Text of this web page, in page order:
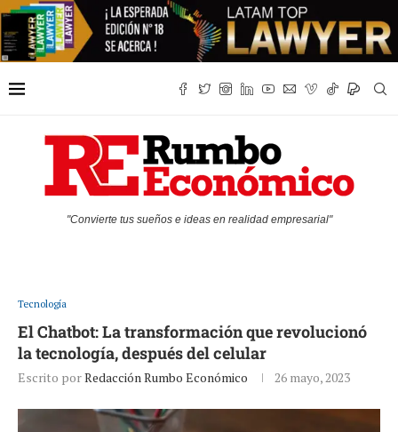
"Convierte tus sueños e ideas en realidad empresarial"
Tecnología
El Chatbot: La transformación que revolucionó
la tecnología, después del celular
Escrito porRedacción Rumbo Económico 26 mayo, 2023